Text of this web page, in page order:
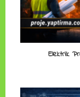
Elektrik